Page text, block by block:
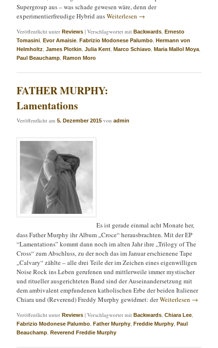
Supergroup aus – was schade gewesen wäre, denn der
experimentierfreudige Hybrid ausWeiterlesen →
Veröffentlicht unter Reviews |Verschlagwortet mit Backwards ,Ernesto
Tomasini ,Evor Amaisie ,Fabrizio Modonese Palumbo ,Hermann von
Helmholtz ,James Plotkin ,Julia Kent ,Marco Schiavo ,Maria Mallol Moya
Paul Beauchamp ,Ramon Moro
FATHER MURPHY:
Lamentations
Veröffentlicht am5. Dezember 2015 vonadmin
Es ist gerade einmal acht Monate her,
dass Father Murphy ihr Album „Croce“ herausbrachten. Mit der EP
“Lamentations” kommt dann noch im alten Jahr ihre „Trilogy of The
Cross“ zum Abschluss, zu der noch das im Januar erschienene Tape
„Calvary“ zählte – alle drei Teile der im Zeichen eines eigenwilligen
Noise Rock ins Leben gerufenen und mittlerweile immer mystischer
und ritueller ausgerichteten Band sind der Auseinandersetzung mit
dem ambivalent empfundenen katholischen Erbe der beiden Italiener
Chiara und (Reverend) Freddy Murphy gewidmet: derWeiterlesen →
Veröffentlicht unter Reviews |Verschlagwortet mit Backwards ,Chiara Lee
Fabrizio Modonese Palumbo ,Father Murphy ,Freddie Murphy ,Paul
Beauchamp ,Reverend Freddie Murphy